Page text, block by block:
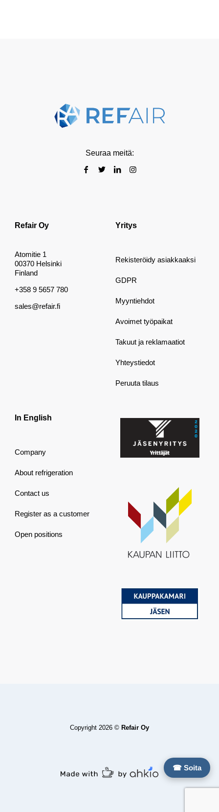
Seuraa meitä:
Refair Oy
Atomitie 1
00370 Helsinki
Finland
+358 9 5657 780
sales@refair.fi
Yritys
Rekisteröidy asiakkaaksi
GDPR
Myyntiehdot
Avoimet työpaikat
Takuut ja reklamaatiot
Yhteystiedot
Peruuta tilaus
In English
Company
About refrigeration
Contact us
Register as a customer
Open positions
☎ Soita
Copyright 2026 © Refair Oy